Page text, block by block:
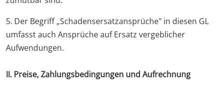
5. Der Begriff „Schadensersatzansprüche" in diesen GL
umfasst auch Ansprüche auf Ersatz vergeblicher
Aufwendungen.
II. Preise, Zahlungsbedingungen und Aufrechnung